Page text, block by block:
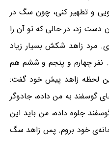
و تطهیر کنی، چون سگ در
زد، در حالی که تو آن را
مرد زاهد شکش بسیار زیاد
نفر چهارم و پنجم و ششم هم
لحظه زاهد پیش خود گفت:
گوسفند به من داده، جادوگر
جلوه داده، من باید این
خود بروم. پس زاهد سگ